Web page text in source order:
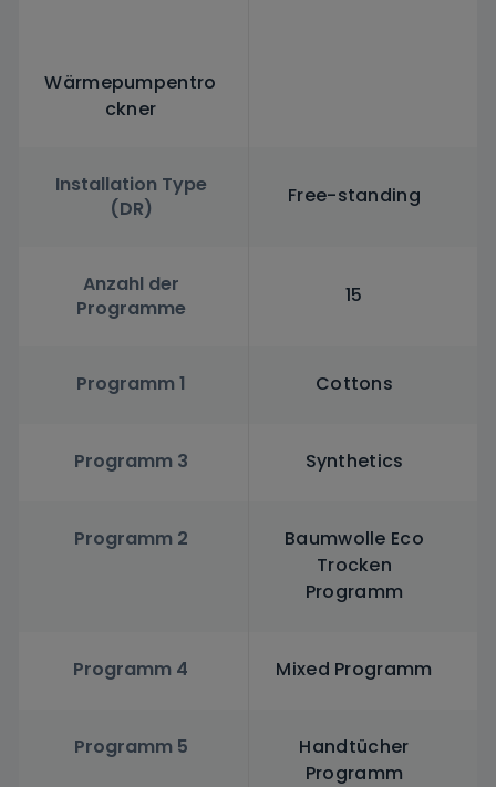
Wärmepumpentro
ckner
Installation Type
(DR)
Free-standing
Anzahl der
Programme
15
Programm 1 Cottons
Programm 3 Synthetics
Programm 2
Baumwolle Eco
Trocken
Programm
Programm 4 Mixed Programm
Programm 5
Handtücher
Programm